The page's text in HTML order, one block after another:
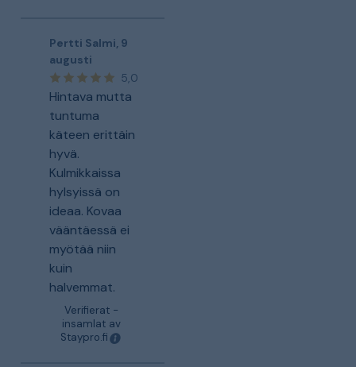
Pertti Salmi, 9
augusti
5,0
Hintava mutta
tuntuma
käteen erittäin
hyvä.
Kulmikkaissa
hylsyissä on
ideaa. Kovaa
vääntäessä ei
myötää niin
kuin
halvemmat.
Verifierat -
insamlat av
Staypro.fi